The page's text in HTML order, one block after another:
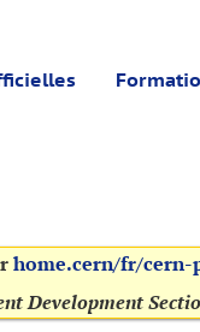
home.cern/fr/cern-
Development